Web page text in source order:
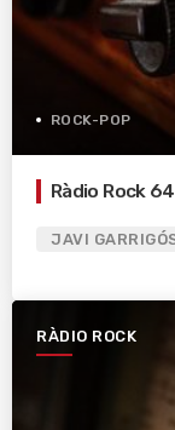
ROCK-POP
Ràdio Rock
JAVI
RÀDIO ROCK